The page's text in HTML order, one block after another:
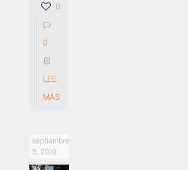
0
0
LEE
MÁS
septiembre
3, 2019